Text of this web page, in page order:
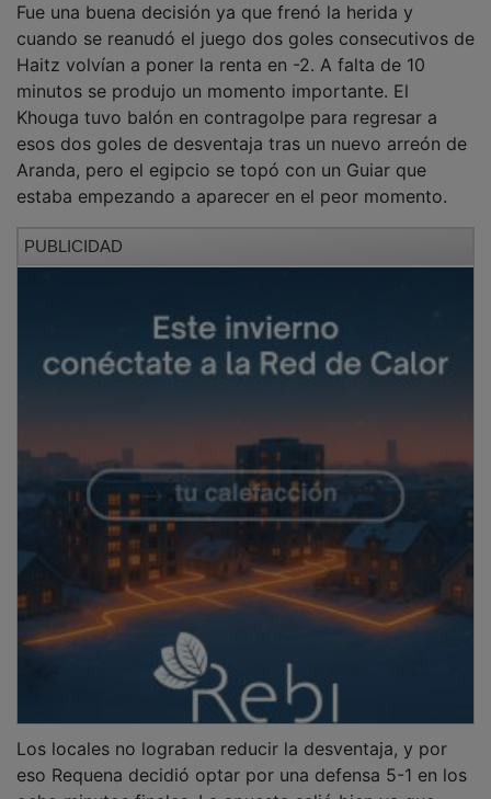
cuando se reanudó el juego dos goles consecutivos de
Haitz volvían a poner la renta en -2. A falta de 10
minutos se produjo un momento importante. El
Khouga tuvo balón en contragolpe para regresar a
esos dos goles de desventaja tras un nuevo arreón de
Aranda, pero el egipcio se topó con un Guiar que
estaba empezando a aparecer en el peor momento.
eso Requena decidió optar por una defensa 5-1 en los
ocho minutos finales. La apuesta salió bien ya que